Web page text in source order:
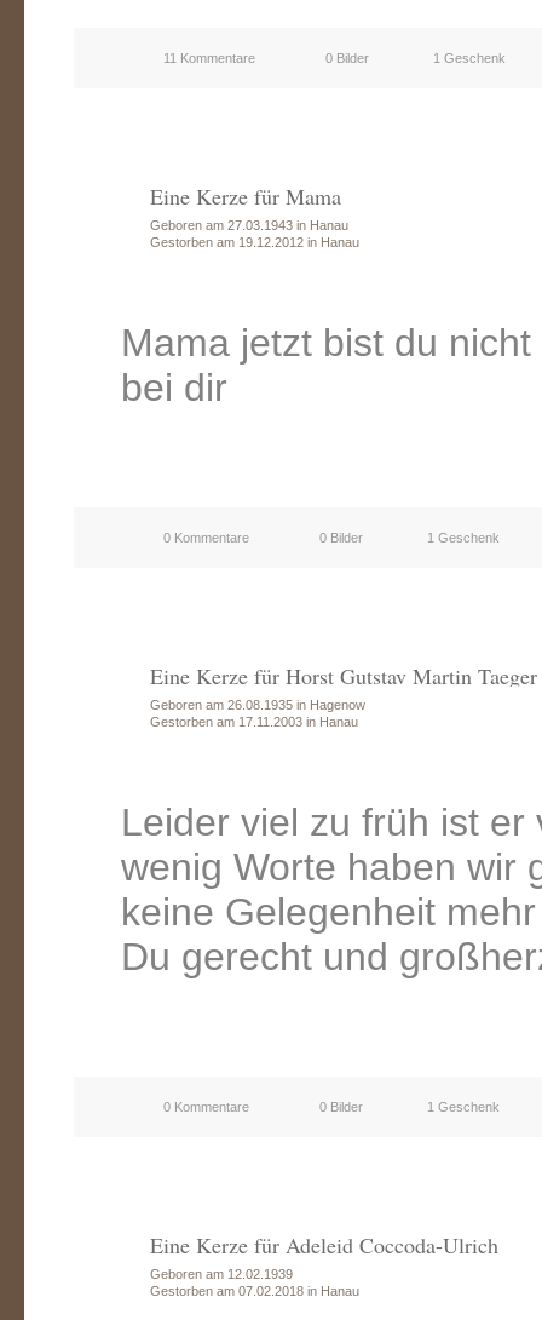
11 Kommentare 0 Bilder 1 Geschenk
Eine Kerze für Mama
Geboren am 27.03.1943 in Hanau
Gestorben am 19.12.2012 in Hanau
Mama jetzt bist du
bei dir
0 Kommentare 0 Bilder 1 Geschenk
Eine Kerze für Horst Gutstav Martin Taeger
Geboren am 26.08.1935 in Hagenow
Gestorben am 17.11.2003 in Hanau
Leider viel zu früh ist
wenig Worte haben wir
keine Gelegenheit
Du gerecht und
0 Kommentare 0 Bilder 1 Geschenk
Eine Kerze für Adeleid Coccoda-Ulrich
Geboren am 12.02.1939
Gestorben am 07.02.2018 in Hanau